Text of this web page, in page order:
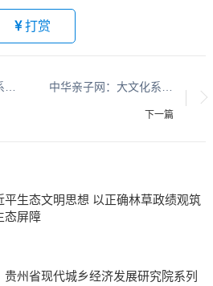
打赏
下一篇
思想 以正确林草政绩观筑
态屏障
贵州省现代城乡经济发展研究院系列